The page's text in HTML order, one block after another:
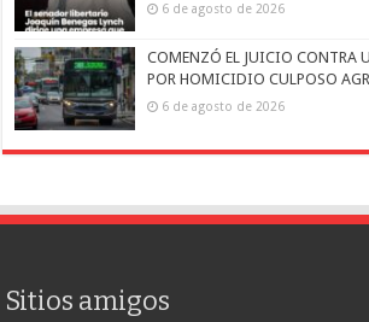
6 de agosto de 2026
COMENZÓ EL JUICIO CONTRA
POR HOMICIDIO CULPOSO
6 de agosto de 2026
Sitios amigos